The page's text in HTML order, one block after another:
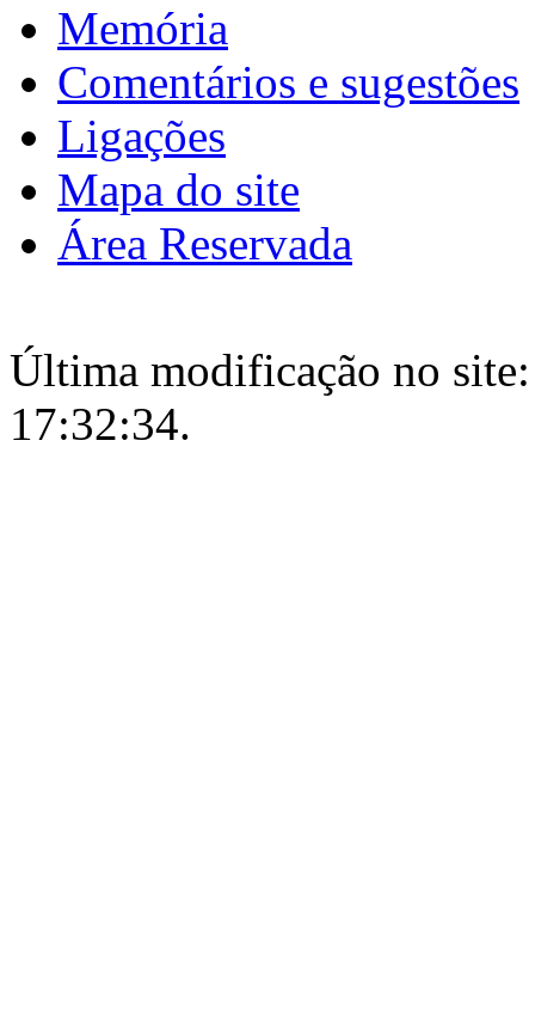
Memória
Comentários e sugestões
Ligações
Mapa do site
Área Reservada
Última modificação no
17:32:34.